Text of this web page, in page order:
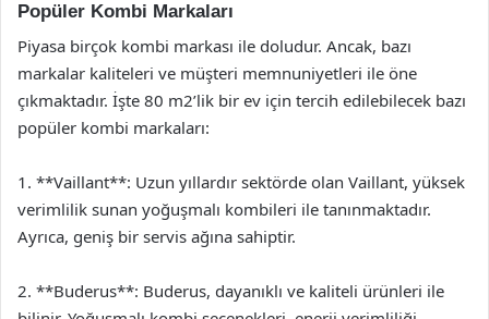
Popüler Kombi Markaları
Piyasa birçok kombi markası ile doludur. Ancak, bazı
markalar kaliteleri ve müşteri memnuniyetleri ile öne
çıkmaktadır. İşte 80 m2’lik bir ev için tercih edilebilecek bazı
popüler kombi markaları:
1. **Vaillant**: Uzun yıllardır sektörde olan Vaillant, yüksek
verimlilik sunan yoğuşmalı kombileri ile tanınmaktadır.
Ayrıca, geniş bir servis ağına sahiptir.
2. **Buderus**: Buderus, dayanıklı ve kaliteli ürünleri ile